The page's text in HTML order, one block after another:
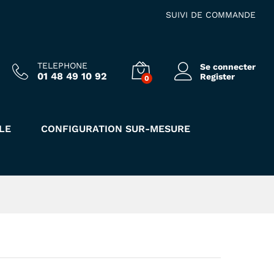
SUIVI DE COMMANDE
TELEPHONE
01 48 49 10 92 0
Se connecter
Register
CONFIGURATION SUR-MESURE
Ajouter au panier